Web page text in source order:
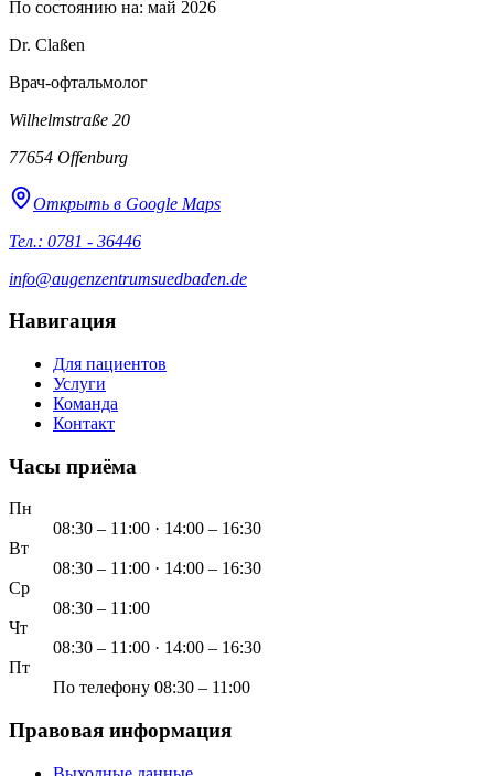
По состоянию на: май 2026
Dr. Claßen
Врач-офтальмолог
Wilhelmstraße 20
77654 Offenburg
Открыть в Google Maps
Тел.: 0781 - 36446
info@augenzentrumsuedbaden.de
Навигация
Для пациентов
Услуги
Команда
Контакт
Часы приёма
Пн
08:30 – 11:00 · 14:00 – 16:30
Вт
08:30 – 11:00 · 14:00 – 16:30
Ср
08:30 – 11:00
Чт
08:30 – 11:00 · 14:00 – 16:30
Пт
По телефону 08:30 – 11:00
Правовая информация